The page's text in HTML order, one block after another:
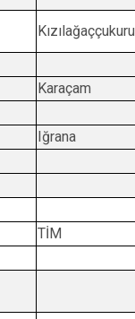
Kızılağaççukuru
Karaçam
Iğrana
TİM